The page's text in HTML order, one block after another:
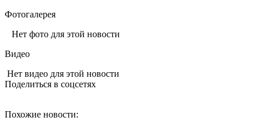
Фотогалерея
Нет фото для этой новости
Видео
Нет видео для этой новости
Поделиться в соцсетях
Похожие новости: